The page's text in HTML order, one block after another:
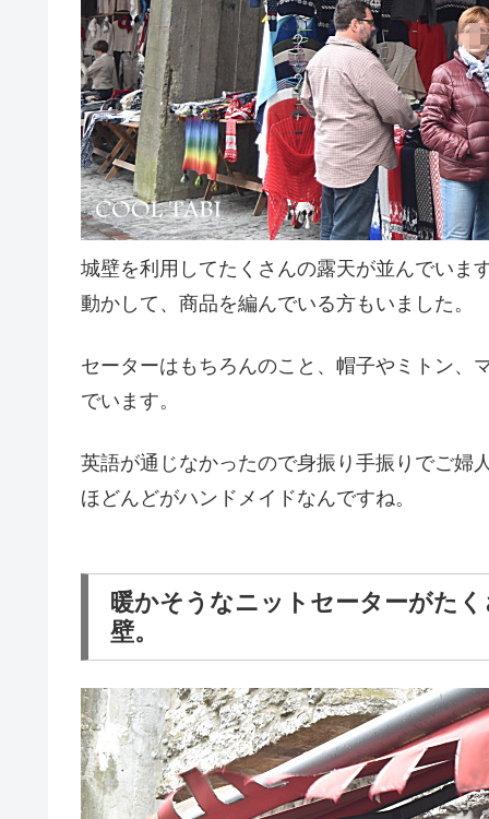
城壁を利用してたくさんの露天が並んでいま
動かして、商品を編んでいる方もいました。
セーターはもちろんのこと、帽子やミトン、
でいます。
英語が通じなかったので身振り手振りでご婦
ほどんどがハンドメイドなんですね。
暖かそうなニットセーターがた
壁。